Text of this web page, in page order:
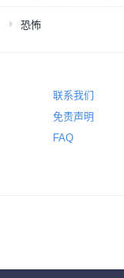
恐怖
联系我们
免责声明
FAQ